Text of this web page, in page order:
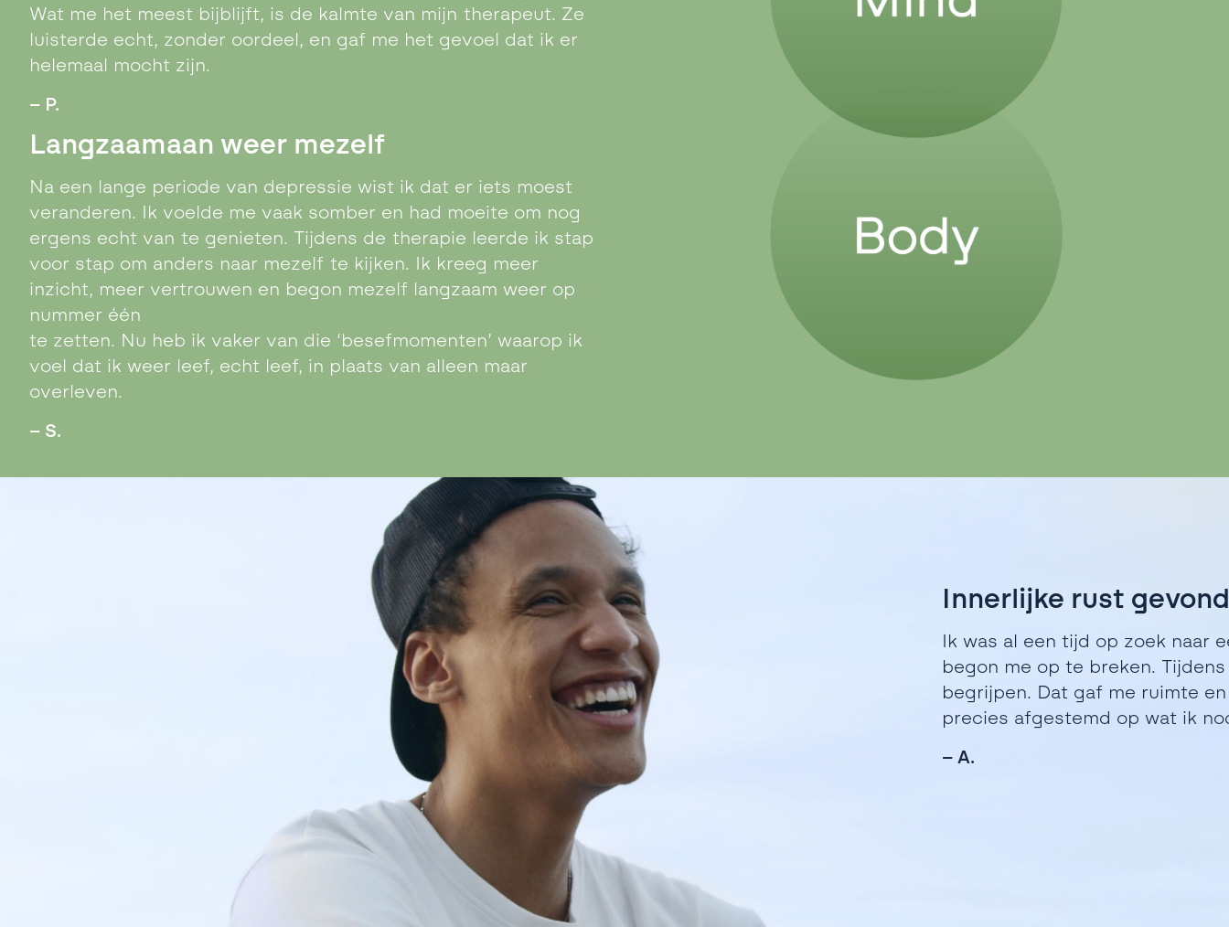
Wat me het meest bijblijft, is de kalmte van mijn therapeut. Ze
luisterde echt, zonder oordeel, en gaf me het gevoel dat ik er
helemaal mocht zijn.
– P.
Langzaamaan weer mezelf
Na een lange periode van depressie wist ik dat er iets moest
veranderen. Ik voelde me vaak somber en had moeite om nog
ergens echt van te genieten. Tijdens de therapie leerde ik stap
voor stap om anders naar mezelf te kijken. Ik kreeg meer
inzicht, meer vertrouwen en begon mezelf langzaam weer op
nummer één
te zetten. Nu heb ik vaker van die ‘besefmomenten’ waarop ik
voel dat ik weer leef, echt leef, in plaats van alleen maar
overleven.
– S.
Innerlijke rust
Ik was al een tijd op zoek naar
begon me op te breken.
begrijpen. Dat gaf me ruimte
precies afgestemd op wat ik
– A.